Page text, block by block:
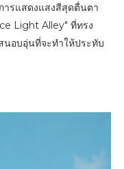
ารแสดงแสงสีสุดตื่นตา
Light Alley" ที่ทรง
อบอุ่นที่จะทำให้ประทับ